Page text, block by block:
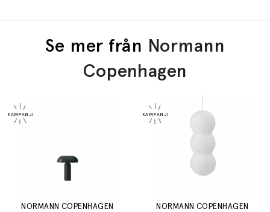
Se mer från Normann
Copenhagen
NORMANN COPENHAGEN NORMANN COPENHAGEN